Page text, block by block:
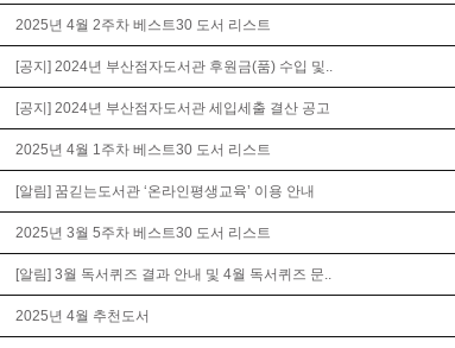
2025년 4월 2주차 베스트30 도서 리스트
[공지] 2024년 부산점자도서관 후원금(품) 수입 및..
[공지] 2024년 부산점자도서관 세입세출 결산 공고
2025년 4월 1주차 베스트30 도서 리스트
[알림] 꿈긷는도서관 ‘온라인평생교육’ 이용 안내
2025년 3월 5주차 베스트30 도서 리스트
[알림] 3월 독서퀴즈 결과 안내 및 4월 독서퀴즈 문..
2025년 4월 추천도서